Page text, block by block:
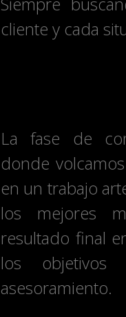
cliente y cada
La fase de
donde
en un trabajo
los mejores
resultado final
los objetivos
asesoramiento.